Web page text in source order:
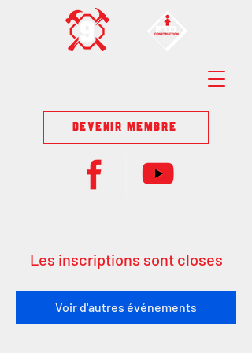
DEVENIR MEMBRE
Les inscriptions sont closes
Voir d'autres événements